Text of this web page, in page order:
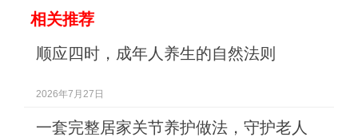
相关推荐
顺应四时，成年人养生的自然法则
2026年7月27日
一套完整居家关节养护做法，守护老人